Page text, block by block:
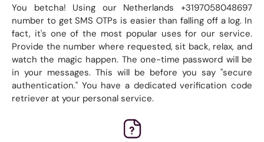
You betcha! Using our Netherlands +3197058048697
number to get SMS OTPs is easier than falling off a log. In
fact, it's one of the most popular uses for our service.
Provide the number where requested, sit back, relax, and
watch the magic happen. The one-time password will be
in your messages. This will be before you say "secure
authentication." You have a dedicated verification code
retriever at your personal service.